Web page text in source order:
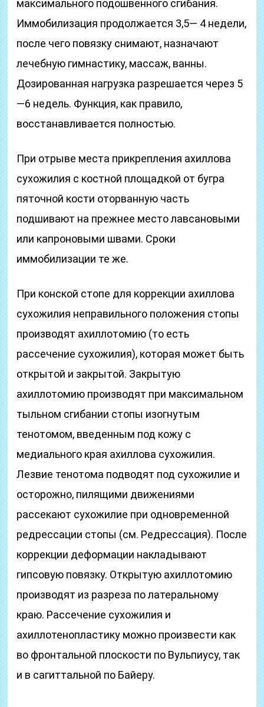
максимального подошвенного сгибания.
Иммобилизация продолжается 3,5— 4 недели,
после чего повязку снимают, назначают
лечебную гимнастику, массаж, ванны.
Дозированная нагрузка разрешается через 5
—6 недель. Функция, как правило,
восстанавливается полностью.
При отрыве места прикрепления ахиллова
сухожилия с костной площадкой от бугра
пяточной кости оторванную часть
подшивают на прежнее место лавсановыми
или капроновыми швами. Сроки
иммобилизации те же.
При конской стопе для коррекции ахиллова
сухожилия неправильного положения стопы
производят ахиллотомию (то есть
рассечение сухожилия), которая может быть
открытой и закрытой. Закрытую
ахиллотомию производят при максимальном
тыльном сгибании стопы изогнутым
тенотомом, введенным под кожу с
медиального края ахиллова сухожилия.
Лезвие тенотома подводят под сухожилие и
осторожно, пилящими движениями
рассекают сухожилие при одновременной
редрессации стопы (см. Редрессация). После
коррекции деформации накладывают
гипсовую повязку. Открытую ахиллотомию
производят из разреза по латеральному
краю. Рассечение сухожилия и
ахиллотенопластику можно произвести как
во фронтальной плоскости по Вульпиусу, так
и в сагиттальной по Байеру.